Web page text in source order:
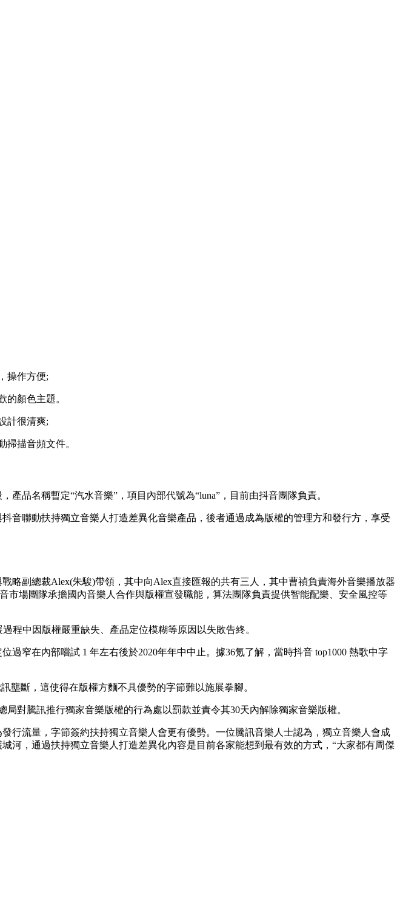
操作方便;
的顏色主題。
計很清爽;
描音頻文件。
品名稱暫定“汽水音樂”，項目內部代號為“luna”，目前由抖音團隊負責。
音聯動扶持獨立音樂人打造差異化音樂產品，後者通過成為版權的管理方和發行方，享受
略副總裁Alex(朱駿)帶領，其中向Alex直接匯報的共有三人，其中曹禎負責海外音樂播放器
市場團隊承擔國內音樂人合作與版權宣發職能，算法團隊負責提供智能配樂、安全風控等
程中因版權嚴重缺失、產品定位模糊等原因以失敗告終。
窄在內部嚐試 1 年左右後於2020年年中中止。據36氪了解，當時抖音 top1000 熱歌中字
壟斷，這使得在版權方麵不具優勢的字節難以施展拳腳。
對騰訊推行獨家音樂版權的行為處以罰款並責令其30天內解除獨家音樂版權。
行流量，字節簽約扶持獨立音樂人會更有優勢。一位騰訊音樂人士認為，獨立音樂人會成
河，通過扶持獨立音樂人打造差異化內容是目前各家能想到最有效的方式，“大家都有周傑